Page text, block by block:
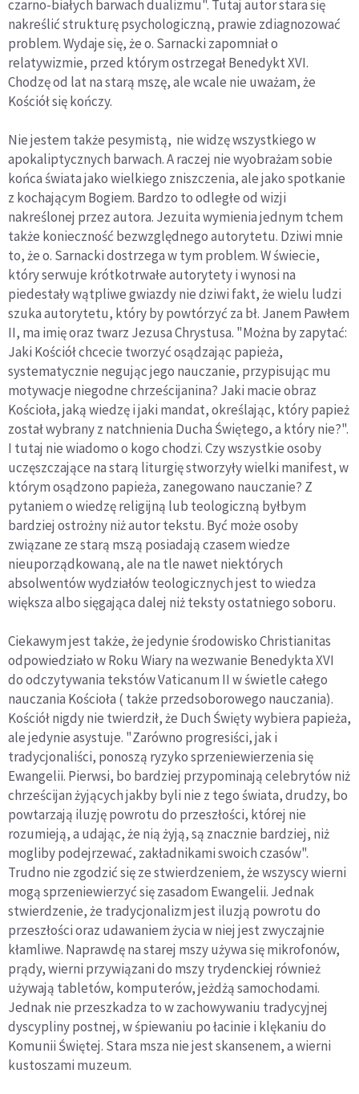
czarno-białych barwach dualizmu". Tutaj autor stara się
nakreślić strukturę psychologiczną, prawie zdiagnozować
problem. Wydaje się, że o. Sarnacki zapomniał o
relatywizmie, przed którym ostrzegał Benedykt XVI.
Chodzę od lat na starą mszę, ale wcale nie uważam, że
Kościół się kończy.
Nie jestem także pesymistą, nie widzę wszystkiego w
apokaliptycznych barwach. A raczej nie wyobrażam sobie
końca świata jako wielkiego zniszczenia, ale jako spotkanie
z kochającym Bogiem. Bardzo to odległe od wizji
nakreślonej przez autora. Jezuita wymienia jednym tchem
także konieczność bezwzględnego autorytetu. Dziwi mnie
to, że o. Sarnacki dostrzega w tym problem. W świecie,
który serwuje krótkotrwałe autorytety i wynosi na
piedestały wątpliwe gwiazdy nie dziwi fakt, że wielu ludzi
szuka autorytetu, który by powtórzyć za bł. Janem Pawłem
II, ma imię oraz twarz Jezusa Chrystusa. "Można by zapytać:
Jaki Kościół chcecie tworzyć osądzając papieża,
systematycznie negując jego nauczanie, przypisując mu
motywacje niegodne chrześcijanina? Jaki macie obraz
Kościoła, jaką wiedzę i jaki mandat, określając, który papież
został wybrany z natchnienia Ducha Świętego, a który nie?".
I tutaj nie wiadomo o kogo chodzi. Czy wszystkie osoby
uczęszczające na starą liturgię stworzyły wielki manifest, w
którym osądzono papieża, zanegowano nauczanie? Z
pytaniem o wiedzę religijną lub teologiczną byłbym
bardziej ostrożny niż autor tekstu. Być może osoby
związane ze starą mszą posiadają czasem wiedze
nieuporządkowaną, ale na tle nawet niektórych
absolwentów wydziałów teologicznych jest to wiedza
większa albo sięgająca dalej niż teksty ostatniego soboru.
Ciekawym jest także, że jedynie środowisko Christianitas
odpowiedziało w Roku Wiary na wezwanie Benedykta XVI
do odczytywania tekstów Vaticanum II w świetle całego
nauczania Kościoła ( także przedsoborowego nauczania).
Kościół nigdy nie twierdził, że Duch Święty wybiera papieża,
ale jedynie asystuje. "Zarówno progresiści, jak i
tradycjonaliści, ponoszą ryzyko sprzeniewierzenia się
Ewangelii. Pierwsi, bo bardziej przypominają celebrytów niż
chrześcijan żyjących jakby byli nie z tego świata, drudzy, bo
powtarzają iluzję powrotu do przeszłości, której nie
rozumieją, a udając, że nią żyją, są znacznie bardziej, niż
mogliby podejrzewać, zakładnikami swoich czasów".
Trudno nie zgodzić się ze stwierdzeniem, że wszyscy wierni
mogą sprzeniewierzyć się zasadom Ewangelii. Jednak
stwierdzenie, że tradycjonalizm jest iluzją powrotu do
przeszłości oraz udawaniem życia w niej jest zwyczajnie
kłamliwe. Naprawdę na starej mszy używa się mikrofonów,
prądy, wierni przywiązani do mszy trydenckiej również
używają tabletów, komputerów, jeżdżą samochodami.
Jednak nie przeszkadza to w zachowywaniu tradycyjnej
dyscypliny postnej, w śpiewaniu po łacinie i klękaniu do
Komunii Świętej. Stara msza nie jest skansenem, a wierni
kustoszami muzeum.